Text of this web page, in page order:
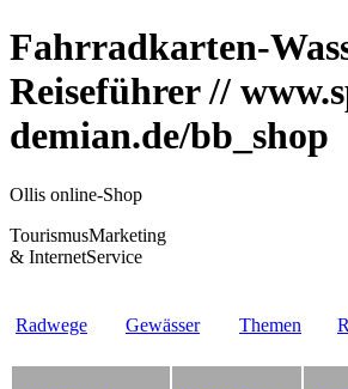
Fahrradkarten-
Reiseführer //
demian.de/bb_shop
Ollis online-Shop
TourismusMarketing
& InternetService
Radwege Gewässer Themen